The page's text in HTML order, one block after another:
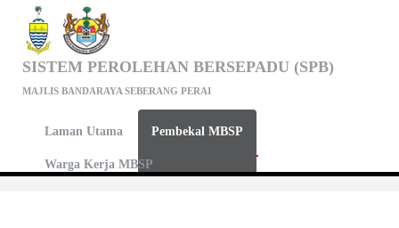
SISTEM PEROLEHAN BERSEPADU (SPB)
MAJLIS BANDARAYA SEBERANG PERAI
Laman Utama Pembekal MBSP
Warga Kerja MBSP
Pembekal MBSP